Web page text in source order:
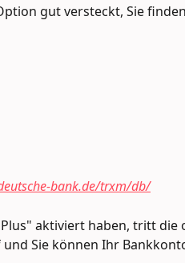
gut versteckt, Sie
bank.de/trxm/db/
aktiviert haben, tritt die
Sie können Ihr